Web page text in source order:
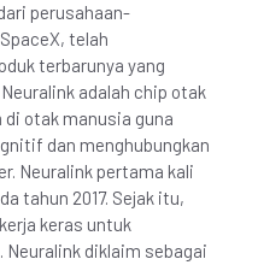
perusahaan-
telah
terbarunya yang
adalah chip otak
otak manusia guna
dan menghubungkan
Neuralink pertama kali
tahun 2017. Sejak itu,
keras untuk
diklaim sebagai